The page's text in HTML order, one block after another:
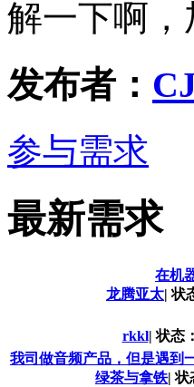
解一下啊，
发布者：
参与需求
最新需求
在机
龙腾亚太| 状
rkkl| 状态：
我司做音频产品，但是遇到
绿茶与拿铁| 状